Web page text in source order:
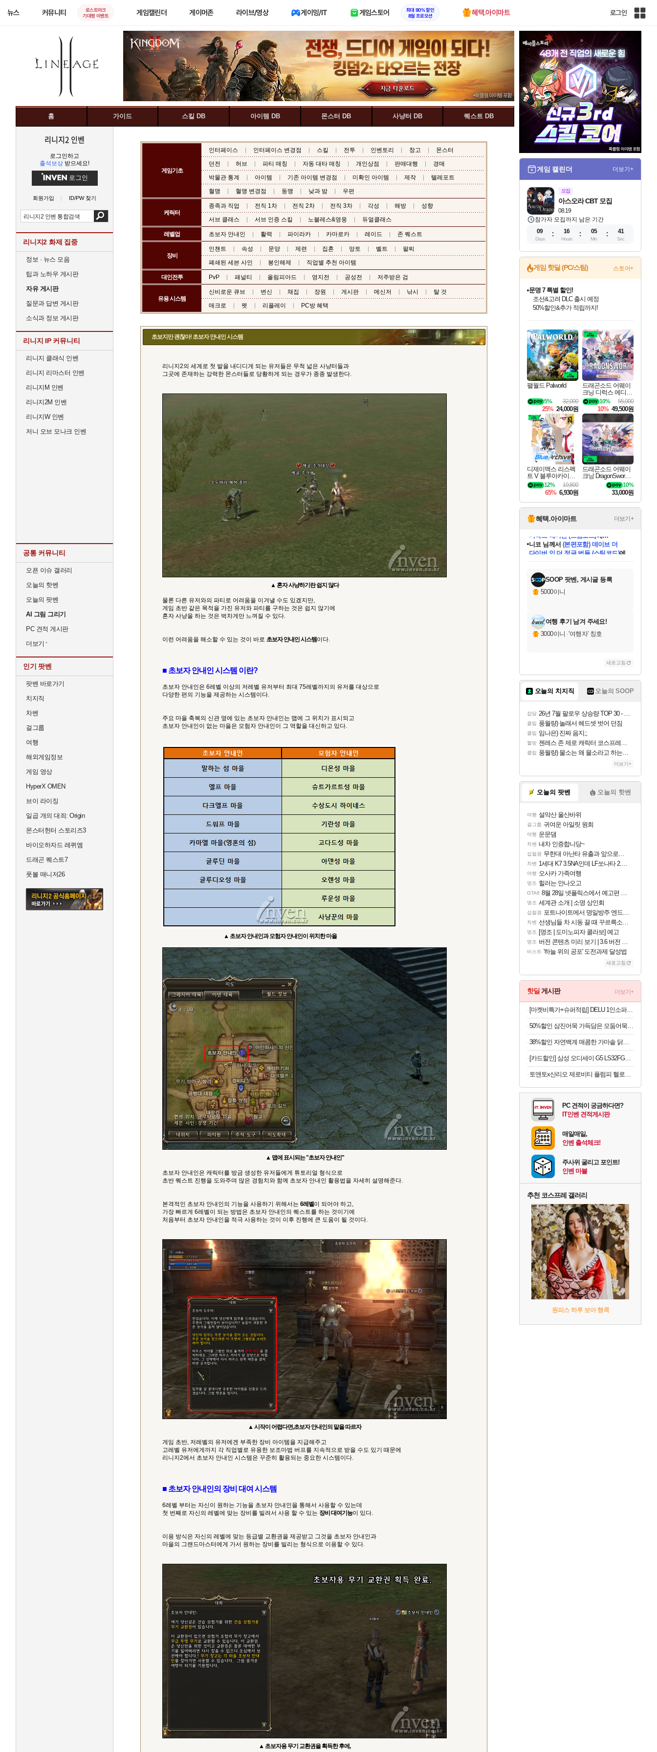
뉴스 커뮤니티
로스트아크
기대평 이벤트
게임캘린더 게이머존 라이브/영상 게이밍/IT 게임스토어
최대 90% 할인
8월 프로모션
혜택.아이마트 로그인
인
홈 가이드 스킬 DB 아이템 DB 몬스터 DB 사냥터 DB 퀘스트 DB
리니지2 인벤
로그인하고
출석보상 받으세요!
로그인
회원가입 ID/PW 찾기
리니지2 화제 집중
정보 · 뉴스 모음
팁과 노하우 게시판
자유 게시판
질문과 답변 게시판
소식과 정보 게시판
리니지 IP 커뮤니티
리니지 클래식 인벤
리니지 리마스터 인벤
리니지M 인벤
리니지2M 인벤
리니지W 인벤
저니 오브 모나크 인벤
공통 커뮤니티
오픈 이슈 갤러리
오늘의 핫벤
오늘의 팟벤
AI 그림 그리기
PC 견적 게시판
더보기
인기 팟벤
팟벤 바로가기
치지직
차벤
걸그룹
여행
해외게임정보
게임 영상
HyperX OMEN
브이 라이징
일곱 개의 대죄: Origin
몬스터헌터 스토리즈3
바이오하자드 레퀴엠
드래곤 퀘스트7
풋볼 매니저26
게임기초
인터페이스 인터페이스 변경점 스킬 전투 인벤토리 창고
몬스터
던전
허브 파티 매칭 자동 대타 매칭 개인상점 판매대행
경매
박물관 통계
아이템 기존 아이템 변경점 미확인 아이템 제작
텔레포트
혈맹
혈맹 변경점 동맹 낮과 밤 우편
케릭터
종족과 직업 전직 1차 전직 2차 전직 3차 각성 해방
성향
서브 클래스
서브 인증 스킬 노블레스&영웅 듀얼클래스
레벨업 초보자 안내인 활력 파이라카 카마로카 레이드 존 퀘스트
장비
인챈트 속성 문양 제련 집혼 망토 벨트
팔찌
폐쇄된 세븐 사인
봉인해제 직업별 추천 아이템
대인전투 PvP 패널티 올림피아드 영지전 공성전 저주받은 검
유용 시스템
신비로운 큐브 변신 채집 장원 게시판 메신저 낚시
탈 것
매크로
펫 리플레이 PC방 혜택
초보지만 괜찮아! 초보자 안내인 시스템
리니지2의 세계로 첫 발을 내디디게 되는 유저들은 무척 넓은 사냥터들과
그곳에 존재하는 강력한 몬스터들로 당황하게 되는 경우가 종종 발생한다.
▲ 혼자 사냥하기란 쉽지 않다
물론 다른 유저와의 파티로 어려움을 이겨낼 수도 있겠지만,
게임 초반 같은 목적을 가진 유저와 파티를 구하는 것은 쉽지 않기에
혼자 사냥을 하는 것은 벅차게만 느껴질 수 있다.
이런 어려움을 해소할 수 있는 것이 바로 초보자 안내인 시스템이다.
■ 초보자 안내인 시스템 이란?
초보자 안내인은 6레벨 이상의 저레벨 유저부터 최대 75레벨까지의 유저를 대상으로
다양한 편의 기능을 제공하는 시스템이다.
주요 마을 축복의 신관 옆에 있는 초보자 안내인는 맵에 그 위치가 표시되고
초보자 안내인이 없는 마을은 모험자 안내인이 그 역할을 대신하고 있다.
▲ 초보자 안내인과 모험자 안내인이 위치한 마을
▲ 맵에 표시되는 "초보자 안내인"
초보자 안내인은 캐릭터를 방금 생성한 유저들에게 튜토리얼 형식으로
초반 퀘스트 진행을 도와주며 많은 경험치와 함께 초보자 안내인 활용법을 자세히 설명해준다.
본격적인 초보자 안내인의 기능을 사용하기 위해서는 6레벨이 되어야 하고,
가장 빠르게 6레벨이 되는 방법은 초보자 안내인의 퀘스트를 하는 것이기에
처음부터 초보자 안내인을 적극 사용하는 것이 이후 진행에 큰 도움이 될 것이다.
▲ 시작이 어렵다면,초보자 안내인의 말을 따르자
게임 초반, 저레벨의 유저에겐 부족한 장비 아이템을 지급해주고
고레벨 유저에게까지 각 직업별로 유용한 보조마법 버프를 지속적으로 받을 수도 있기 때문에
리니지2에서 초보자 안내인 시스템은 꾸준히 활용되는 중요한 시스템이다.
■ 초보자 안내인의 장비 대여 시스템
6레벨 부터는 자신이 원하는 기능을 초보자 안내인을 통해서 사용할 수 있는데
첫 번째로 자신의 레벨에 맞는 장비를 빌려서 사용 할 수 있는 장비 대여기능이 있다.
이용 방식은 자신의 레벨에 맞는 등급별 교환권을 제공받고 그것을 초보자 안내인과
마을의 그랜드마스터에게 가서 원하는 장비를 빌리는 형식으로 이용할 수 있다.
▲ 초보자용 무기 교환권을 획득한 후에,
게임 캘린더 더보기+
모집
08.19
아스오라 CBT 모집
참가자 모집까지 남은 기간
09
Days
16
Hours
05
Min
40
Sec
게임 핫딜 (PC/스팀) 스토어+
최대 90% 할인가를 만나보세요!
네이버혜택과 함께 만나보세요!
50%할인&추가 적립까지!
마블 투혼 파이팅 소울즈 정식출시!
마블 히어로 총 출동&화려한 격투!
네이버 포인트 혜택까지!
이니&베니 혜택까지!
네이버 혜택가와 함께 예약하세요!
할인&네이버혜택으로 만나보세요!
네이버페이 혜택과 만나보세요!
40주년 프로모션으로 만나보세요!
할인가에 만나보세요!
일부 에디션 상시 할인!
혜택으로 예약 판매 중
편안하게 충전하세요
팰월드 Palworld
32,000
5%
25% 24,000원
드래곤소드 어웨이
크닝 디럭스 에디션
DragonSword Awake
ning Deluxe Edition
55,000
10%
10% 49,500원
디제이맥스 리스펙
트 V 블루아카이브
팩 DJMAX RESPE
CT V Blue Archive P
ack DLC
19,800
12%
65% 6,930원
드래곤소드 어웨이
크닝 DragonSword A
10%
33,000원
혜택.아이마트 더보기+
교환.
당첨되셨습니다.
니코 님께서(본편포함) 데이브 더
다이버 인 더 정글 번들 (스팀코드)에
당첨되셨습니다.
당첨되셨습니다.
당첨되셨습니다.
당첨되셨습니다.
당첨되셨습니다.
에디션 (스팀코드) 를 교환.
당첨되셨습니다.
SOOP 팟벤, 게시글 등록
5000이니
여행 후기 남겨 주세요!
3000이니 ·'여행자' 칭호
새로고침
오늘의 치지직 오늘의 SOOP
잡담 26년 7월 팔로우 상승량 TOP 30 - 월간 치지직
클립 풍월량) 놀래서 헤드셋 벗어 던짐
클립 임나은) 진짜 음지;;
짤방 젠레스 존 제로 캐릭터 코스프레한 꽁주
클립 풍월량) 물소는 왜 물소라고 하는거야? 아! 그만 ㅋㅋ 알았어 ㅋㅋ
더보기+
오늘의 팟벤 오늘의 핫벤
여행 설악산 울산바위
걸그룹 귀여운 아일릿 원희
여행 운문댐
차벤 내차 인증합니당~
섭컬겜 무한대 아난타 유출과 앞으로의 예상 (루머)
차벤 1세대 K7 3.5NA인데 LF쏘나타 2.0NA 기변하면 유류비 절약이 얼마나 될까요..?
여행 오사카 가족여행
명조 힐러는 안나오고
GTA6 8월 28일 넷플릭스에서 예고편 공개 예정
명조 세계관 소개 | 소명 상인회
섭컬겜 포트나이트에서 명일방주 엔드필드 [펠리카] 판매 예정
차벤 선생님들 차 시동 끌 때 꾸르륵소리나는데
명조 [명조 | 도미노피자 콜라보] 예고
명조 버전 콘텐츠 미리 보기 | 3.6 버전 「신기루 속 등불 그림자, 속세에 깃든 검의 결심」이 8월 20일에 업데이트됩니다!
비스트 '하늘 위의 공포' 도전과제 달성법
새로고침
핫딜 게시판 더보기+
[마켓비특가+슈퍼적립] DELU 1인소파 1665 카멜 8318.8008, 1인용
50%할인 삼진어묵 가득담은 모둠어묵탕, 484g, 2개
38%할인 자연백계 매콤한 가마솥 닭볶음탕, 1kg, 2팩
[카드할인] 삼성 오디세이 G5 LS32FG500 80.1cm(32인치) 게이밍 모니터 180Hz
토앤토x산리오 제로비티 플럼피 헬로키티 참태그 SET 실버 여성용 쪼리
PC 견적이 궁금하다면?
IT인벤 견적게시판
매일매일,
인벤 출석체크!
주사위 굴리고 포인트!
인벤 마블
추천 코스프레 갤러리
원피스 하루 보아 행콕